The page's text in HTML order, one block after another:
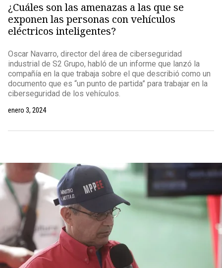
¿Cuáles son las amenazas a las que se
exponen las personas con vehículos
eléctricos inteligentes?
Oscar Navarro, director del área de ciberseguridad
industrial de S2 Grupo, habló de un informe que lanzó la
compañía en la que trabaja sobre el que describió como un
documento que es “un punto de partida” para trabajar en la
ciberseguridad de los vehículos.
enero 3, 2024